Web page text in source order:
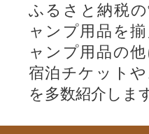
ふるさと納税
ャンプ用品を
ャンプ用品の
宿泊チケット
を多数紹介しま